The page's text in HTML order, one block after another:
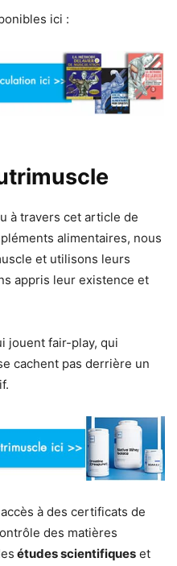
ici :
à travers cet article de
alimentaires, nous
et utilisons leurs
appris leur existence et
jouent fair-play, qui
cachent pas derrière un
à des certificats de
des matières
études scientifiques et